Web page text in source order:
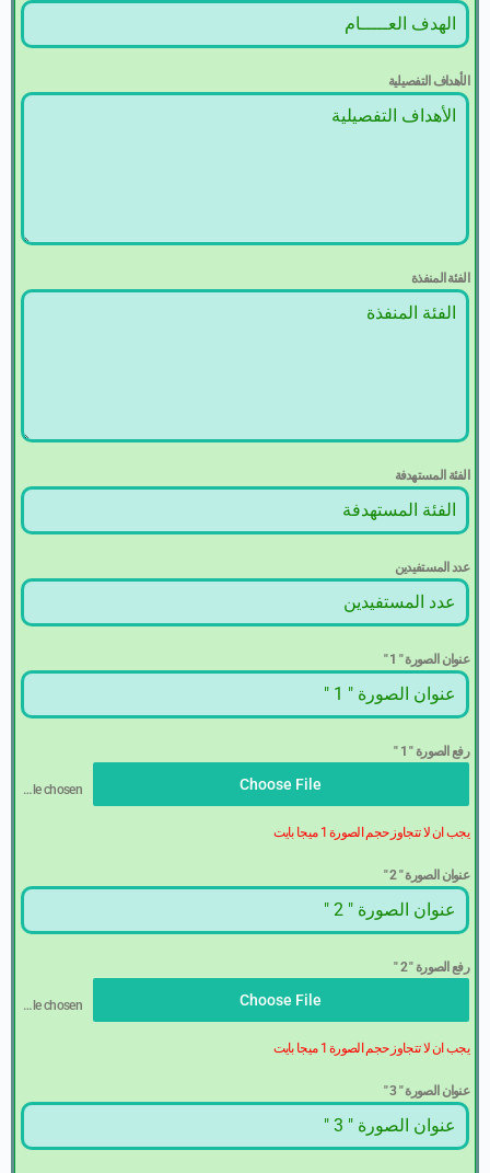
الأهداف التفصيلية
الفئة المنفذة
الفئة المستهدفة
عدد المستفيدين
عنوان الصورة " 1 "
رفع الصورة " 1 "
Choose File
No file chosen
يجب ان لا تتجاوز حجم الصورة 1 ميجا بايت
عنوان الصورة " 2 "
رفع الصورة " 2 "
Choose File
No file chosen
يجب ان لا تتجاوز حجم الصورة 1 ميجا بايت
عنوان الصورة " 3 "